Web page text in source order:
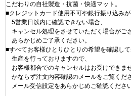
こだわりの自社製造・抗菌・快適マット。
■クレジットカード使用不可や銀行振り込みが
5営業日以内に確認できない場合、
キャンセル処理をさせていただく場合がご
あらかじめご了承ください。
■すべてお客様ひとりひとりの希望を確認して
生産を行っておりますので、
お客様都合でのキャンセルはお受けできませ
かならず注文内容確認のメールをご覧くださ
メール受信設定をあらかじめご確認ください